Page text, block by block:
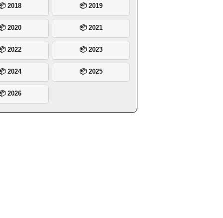
2018 📦 2019
2020 📦 2021
2022 📦 2023
2024 📦 2025
2026